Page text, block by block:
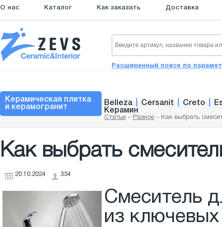
О нас Каталог Как заказать Доставка
Расширенный поиск по
Керамическая плитка
и керамогранит
Belleza Cersanit Creto
Керамин
Статьи - Разное - Как выбрать
Как выбрать
20.10.2024 334
Смеситель
из